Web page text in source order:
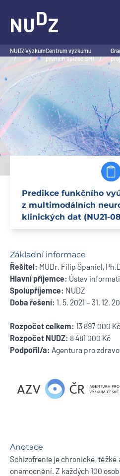
NUDZ
/
Výzkum
/
Centrum výzkumu
prvních epizod SMI /
Predikce funkčního
z multimodálních
klinických dat (NU21-
Základní informace
Řešitel: MUDr. Filip Španiel,
Hlavní příjemce: Ústav
Spolupříjemce: NUDZ
Doba řešení: 1. 5. 2021 – 31. 12.
Rozpočet celkem: 13 897 000 Kč
Rozpočet NUDZ: 8 481 000 Kč
Podpořil/a: Agentura pro
Anotace
Schizofrenie je chronické, těžké
onemocnění. Z každých 100